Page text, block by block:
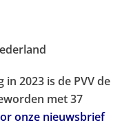
2023 is de PVV de
met 37
onze nieuwsbrief